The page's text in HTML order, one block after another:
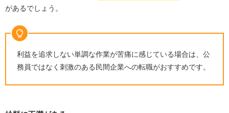
公務員からの転職におすすめの転職エージェント
ビズリーチ
公務員を辞める人の特徴に関するよくある質問
があるでしょう。
利益を追求しない単調な作業が苦痛に感じている場合は、公
務員ではなく刺激のある民間企業への転職がおすすめです。